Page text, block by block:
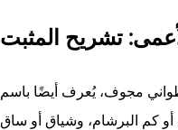
تشريح المثبت
مجوف، يُعرف أيضًا باسم